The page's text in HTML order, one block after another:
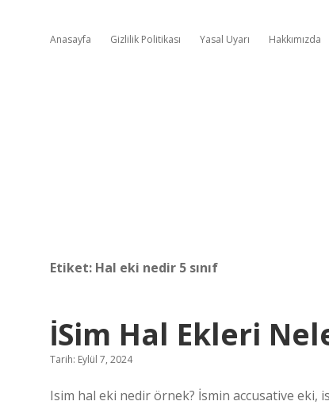
Anasayfa Gizlilik Politikası Yasal Uyarı Hakkımızda
Etiket: Hal eki nedir 5 sınıf
İSim Hal Ekleri
Tarih: Eylül 7, 2024
Isim hal eki nedir örnek? İsmin accusative